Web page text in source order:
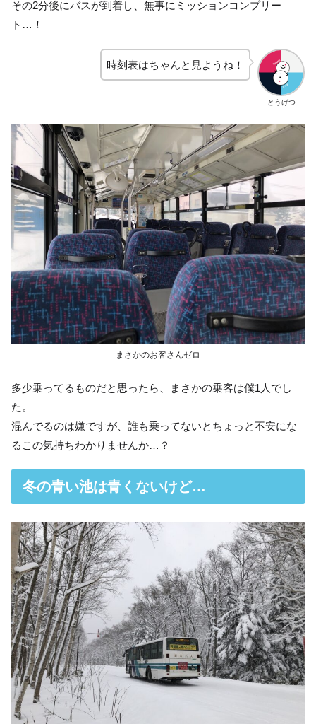
その2分後にバスが到着し、無事にミッションコンプリー
ト…！
とうげつ
時刻表はちゃんと見ようね！
まさかのお客さんゼロ
多少乗ってるものだと思ったら、まさかの乗客は僕1人でし
た。
混んでるのは嫌ですが、誰も乗ってないとちょっと不安にな
るこの気持ちわかりませんか…？
冬の青い池は青くないけど…